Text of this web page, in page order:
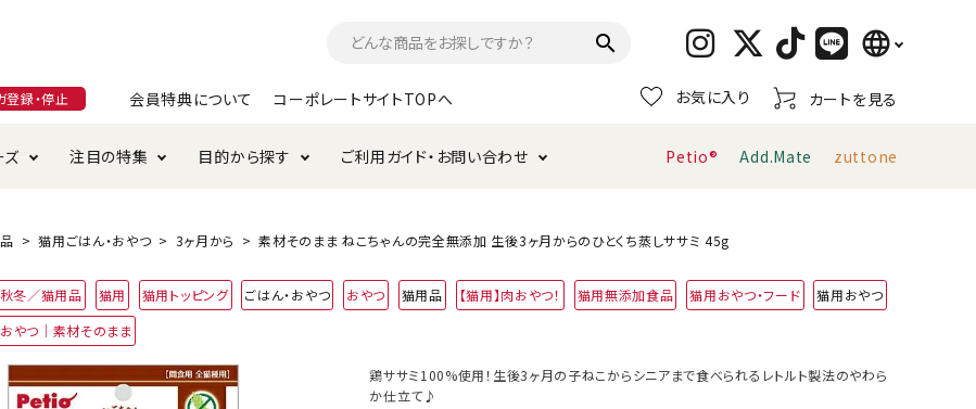
search language
日本語
English
登録・停止 会員特典について コーポレートサイトTOPへ お気に入り カートを見る
お手入れ・ケア用品 トイレタリー・消臭剤
・ハウス・マット サークル・ケージ キャリーバッグ
・給水器 服・ウェア
れ・ケア用品 トイレタリー・消臭剤 猫砂
ル・ケージ・タワー キャリーバッグ おもちゃ
用品 首輪・ハーネス
ズ
のまま 極上
注目の特集
加特集 けりぐるみ特集 ペティオ公式アプリ
目的から探す
のグレインフリー
遊ぶ デンタルおもちゃ
ご利用ガイド・お問い合わせ
特典について ご注文方法について お支払い方法・配送について
インショップ利用規約
Petio® Add.Mate zuttone
猫用ごはん・おやつ 3ヶ月から 素材そのまま ねこちゃんの完全無添加 生後3ヶ月からのひとくち蒸しササミ 45g
冬／猫用品 猫用 猫用トッピング ごはん・おやつ おやつ 猫用品 【猫用】肉おやつ！ 猫用無添加食品 猫用おやつ・フード
猫用おやつ
やつ｜素材そのまま
鶏ササミ100%使用！生後3ヶ月の子ねこからシニアまで食べられるレトルト製法のやわら
か仕立て♪